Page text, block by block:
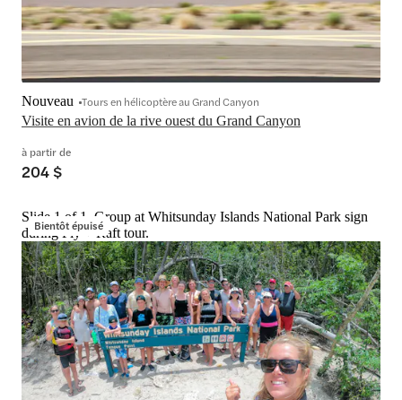
Visite en avion de la rive ouest du Grand Canyon
Nouveau Tours en hélicoptère au Grand Canyon
à partir de
204 $
Bientôt épuisé
Slide 1 of 1, Group at Whitsunday Islands National Park sign
during Fly + Raft tour.